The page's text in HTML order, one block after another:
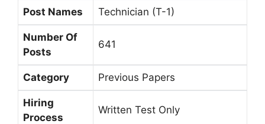
Post Names Technician (T-1)
Number Of
Posts
641
Category Previous Papers
Hiring
Process
Written Test Only